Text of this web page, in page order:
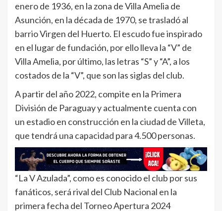
enero de 1936, en la zona de Villa Amelia de
Asunción, en la década de 1970, se trasladó al
barrio Virgen del Huerto. El escudo fue inspirado
en el lugar de fundación, por ello lleva la “V” de
Villa Amelia, por último, las letras “S” y “A”, a los
costados de la “V”, que son las siglas del club.
A partir del año 2022, compite en la Primera
División de Paraguay y actualmente cuenta con
un estadio en construcción en la ciudad de Villeta,
que tendrá una capacidad para 4.500 personas.
“La V Azulada”, como es conocido el club por sus
fanáticos, será rival del Club Nacional en la
primera fecha del Torneo Apertura 2024